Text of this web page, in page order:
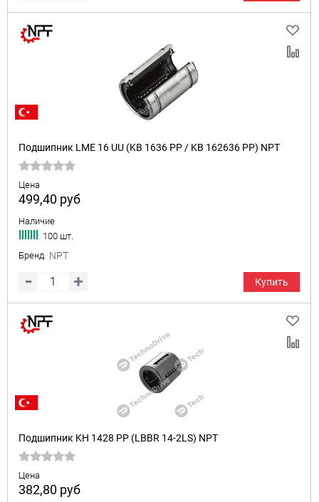
Подшипник LME 16 UU (KB 1636 PP / KB 162636 PP) NPT
Цена
499,40 руб
Наличие
100 шт.
Бренд NPT
Купить
Подшипник KH 1428 PP (LBBR 14-2LS) NPT
Цена
382,80 руб